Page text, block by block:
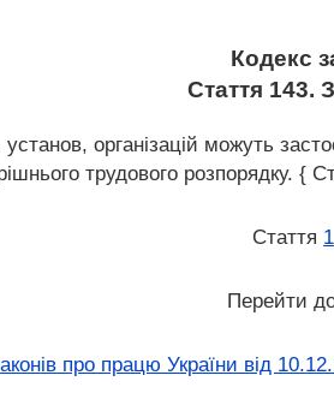
Кодекс
Стаття 143.
установ, організацій можуть
трудового розпорядку. {
Стаття 1
Перейти до
про працю України від